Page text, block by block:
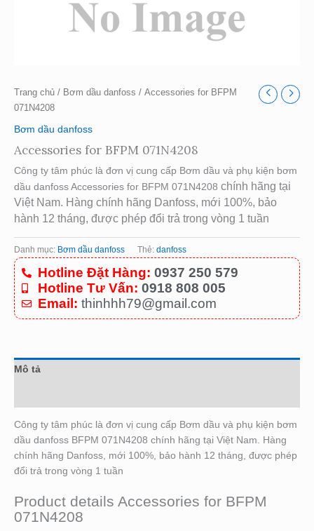
Trang chủ / Bơm dầu danfoss / Accessories for BFPM
071N4208
Bơm dầu danfoss
Accessories for BFPM 071N4208
Công ty tâm phúc là đơn vị cung cấp Bơm dầu và phụ kiện bơm
dầu danfoss Accessories for BFPM 071N4208 chính hãng tại
Việt Nam. Hàng chính hãng Danfoss, mới 100%, bảo
hành 12 tháng, được phép đổi trả trong vòng 1 tuần
Danh mục: Bơm dầu danfoss Thẻ: danfoss
Hotline Đặt Hàng: 0937 250 579
Hotline Tư Vấn: 0918 808 005
Email: thinhhh79@gmail.com
Mô tả
Công ty tâm phúc là đơn vị cung cấp Bơm dầu và phụ kiện bơm
dầu danfoss BFPM 071N4208 chính hãng tại Việt Nam. Hàng
chính hãng Danfoss, mới 100%, bảo hành 12 tháng, được phép
đổi trả trong vòng 1 tuần
Product details Accessories for BFPM
071N4208